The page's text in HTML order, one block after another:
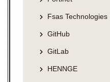
Fsas Technologies
GitHub
GitLab
HENNGE